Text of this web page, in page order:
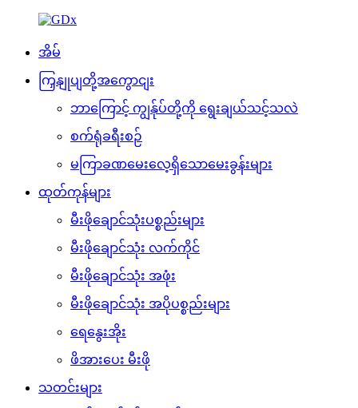
အိမ်
ကြှနျုပျတို့အကွောငျး
ဘာကြောင့် ကျွန်ုပ်တို့ကို ရွေးချယ်သင့်သလဲ
စက်ရုံခရီးစဉ်
မကြာခဏမေးလေ့ရှိသောမေးခွန်းများ
ထုတ်ကုန်များ
မီးဖိုချောင်သုံးပစ္စည်းများ
မီးဖိုချောင်သုံး လက်ကိုင်
မီးဖိုချောင်သုံး အဖုံး
မီးဖိုချောင်သုံး အပိုပစ္စည်းများ
ရေနွေးအိုး
ဖိအားပေး မီးဖို
သတင်းများ